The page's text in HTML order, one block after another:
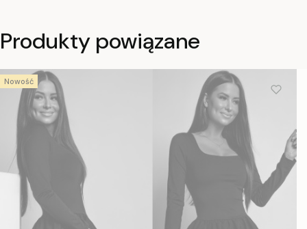
Produkty powiązane
Nowość